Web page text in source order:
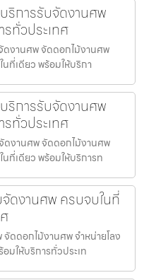
ริการรับจัดงานศพ
ทั่วประเทศ
ดงานศพ จัดดอกไม้งานศพ
ที่เดียว พร้อมให้บริกา
ริการรับจัดงานศพ
ทั่วประเทศ
ดงานศพ จัดดอกไม้งานศพ
ที่เดียว พร้อมให้บริการท
ดงานศพ ครบจบในที่
ดดอกไม้งานศพ จำหน่ายโลง
มให้บริการทั่วประเท